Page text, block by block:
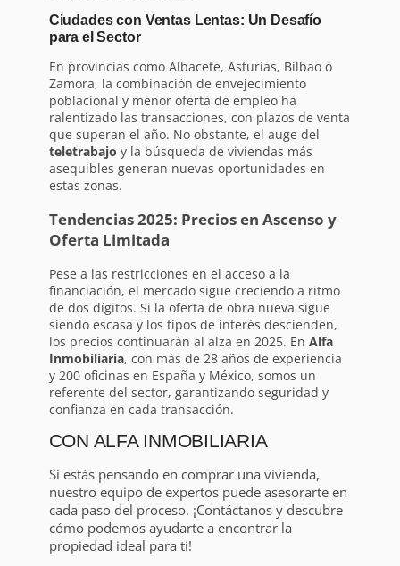
Ciudades con Ventas Lentas: Un Desafío
para el Sector
En provincias como Albacete, Asturias, Bilbao o
Zamora, la combinación de envejecimiento
poblacional y menor oferta de empleo ha
ralentizado las transacciones, con plazos de venta
que superan el año. No obstante, el auge del
teletrabajo y la búsqueda de viviendas más
asequibles generan nuevas oportunidades en
estas zonas.
Tendencias 2025: Precios en Ascenso y
Oferta Limitada
Pese a las restricciones en el acceso a la
financiación, el mercado sigue creciendo a ritmo
de dos dígitos. Si la oferta de obra nueva sigue
siendo escasa y los tipos de interés descienden,
los precios continuarán al alza en 2025. En Alfa
Inmobiliaria, con más de 28 años de experiencia
y 200 oficinas en España y México, somos un
referente del sector, garantizando seguridad y
confianza en cada transacción.
CON ALFA INMOBILIARIA
Si estás pensando en comprar una vivienda,
nuestro equipo de expertos puede asesorarte en
cada paso del proceso. ¡Contáctanos y descubre
cómo podemos ayudarte a encontrar la
propiedad ideal para ti!